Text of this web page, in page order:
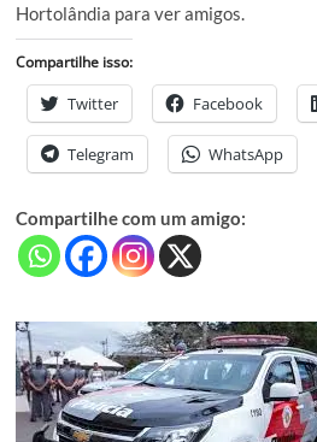
Hortolândia para ver amigos.
Compartilhe isso:
Twitter Facebook
Telegram WhatsApp
Compartilhe com um amigo: